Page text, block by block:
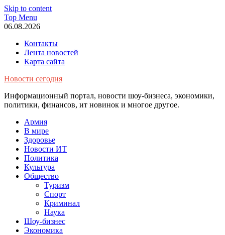
Skip to content
Top Menu
06.08.2026
Контакты
Лента новостей
Карта сайта
Новости сегодня
Информационный портал, новости шоу-бизнеса, экономики,
политики, финансов, ит новинок и многое другое.
Армия
В мире
Здоровье
Новости ИТ
Политика
Культура
Общество
Туризм
Спорт
Криминал
Наука
Шоу-бизнес
Экономика